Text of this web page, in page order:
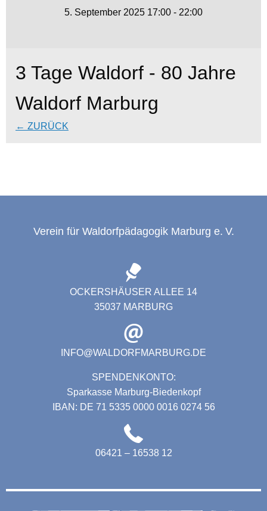
5. September 2025 17:00 - 22:00
3 Tage Waldorf - 80 Jahre
Waldorf Marburg
← ZURÜCK
Verein für Waldorfpädagogik Marburg e. V.
OCKERSHÄUSER ALLEE 14
35037 MARBURG
INFO@WALDORFMARBURG.DE
SPENDENKONTO:
Sparkasse Marburg-Biedenkopf
IBAN: DE 71 5335 0000 0016 0274 56
06421 – 16538 12